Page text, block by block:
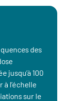
des
jusqu’à 100
à l’échelle
sur le